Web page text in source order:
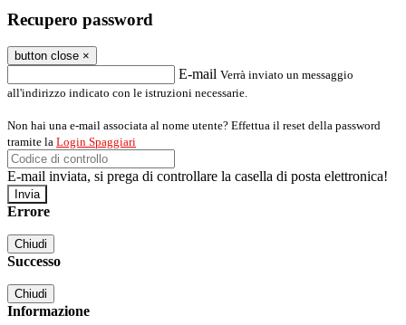
Recupero password
button close ×
E-mail Verrà inviato un messaggio
all'indirizzo indicato con le istruzioni necessarie.
Non hai una e-mail associata al nome utente? Effettua il reset della password
tramite la Login Spaggiari
E-mail inviata, si prega di controllare la casella di posta elettronica!
Errore
Chiudi
Successo
Chiudi
Informazione